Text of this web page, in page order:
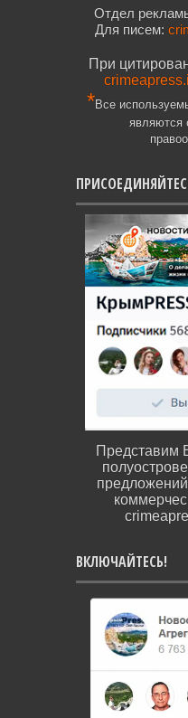
Отдел
Для писем:
При
*Все
являются
Представим
предложений
ВКЛЮЧАЙТЕСЬ!